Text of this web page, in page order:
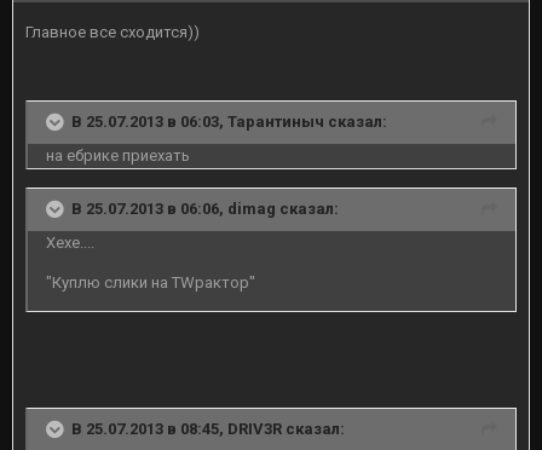
Главное все сходится))
В 25.07.2013 в 06:03, Тарантиныч сказал:
на ебрике приехать
В 25.07.2013 в 06:06, dimag сказал:
Хехе....
"Куплю слики на TWрактор"
В 25.07.2013 в 08:45, DRIV3R сказал: